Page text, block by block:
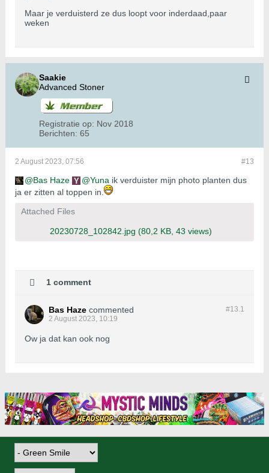
Maar je verduisterd ze dus loopt voor inderdaad,paar
weken
Saakie
Advanced Stoner
Registratie op: Nov 2018
Berichten: 65
#13
2 August 2023, 07:56
Bas Haze Yuna ik verduister mijn photo planten dus
ja er zitten al toppen in.
Attached Files
20230728_102842.jpg (80,2 KB, 43 views)
1 comment
#13.1
Bas Haze commented
2 August 2023, 10:19
Ow ja dat kan ook nog